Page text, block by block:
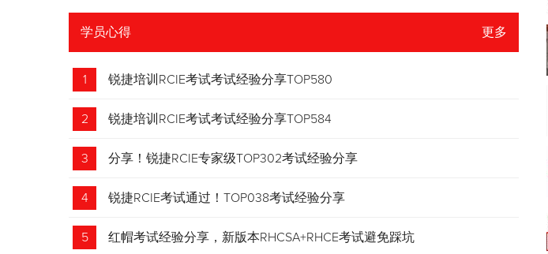
学员心得 更多
1 锐捷培训RCIE考试考试经验分享TOP580
2 锐捷培训RCIE考试考试经验分享TOP584
3 分享！锐捷RCIE专家级TOP302考试经验分享
4 锐捷RCIE考试通过！TOP038考试经验分享
5 红帽考试经验分享，新版本RHCSA+RHCE考试避免踩坑